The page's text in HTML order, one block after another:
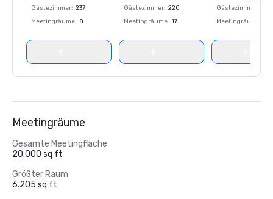
Gästezimmer: 237
Meetingräume: 8
Gästezimmer: 220
Meetingräume: 17
Gästezimmer
Meetingräume
Meetingräume
Gesamte Meetingfläche
20.000 sq ft
Größter Raum
6.205 sq ft